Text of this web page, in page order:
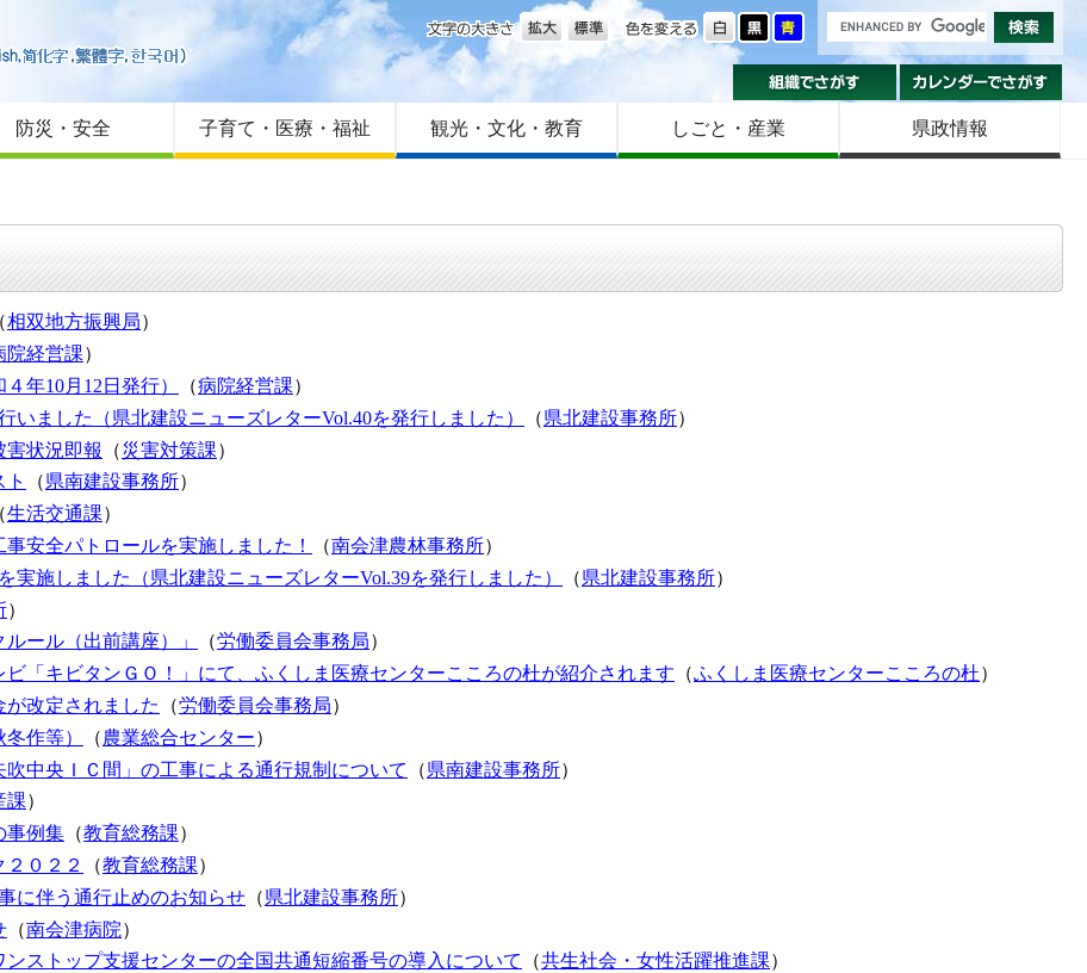
はじめての方へ
Foreign language
サイトマップ
色を変える
文字の大きさ
組織でさがす
防災・安全 子育て・医療・福祉 観光・文化・教育 しごと・産業 県政情報
相双地方振興局）
院経営課）
年10月12日発行） （病院経営課）
いました（県北建設ニューズレターVol.40を発行しました） （県北建設事務所）
害状況即報 （災害対策課）
（県南建設事務所）
生活交通課）
安全パトロールを実施しました！ （南会津農林事務所）
実施しました（県北建設ニューズレターVol.39を発行しました） （県北建設事務所）
）
ール（出前講座）」 （労働委員会事務局）
「キビタンＧＯ！」にて、ふくしま医療センターこころの杜が紹介されます （ふくしま医療センターこころの杜）
が改定されました （労働委員会事務局）
作等） （農業総合センター）
中央ＩＣ間」の工事による通行規制について （県南建設事務所）
課）
事例集 （教育総務課）
０２２ （教育総務課）
に伴う通行止めのお知らせ （県北建設事務所）
（南会津病院）
ストップ支援センターの全国共通短縮番号の導入について （共生社会・女性活躍推進課）